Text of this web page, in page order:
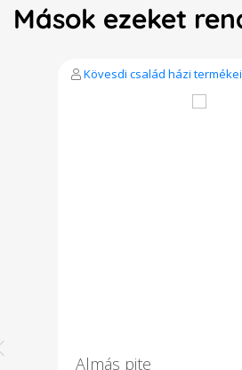
Mások ezeket
Kövesdi család házi termékei
Almás pite